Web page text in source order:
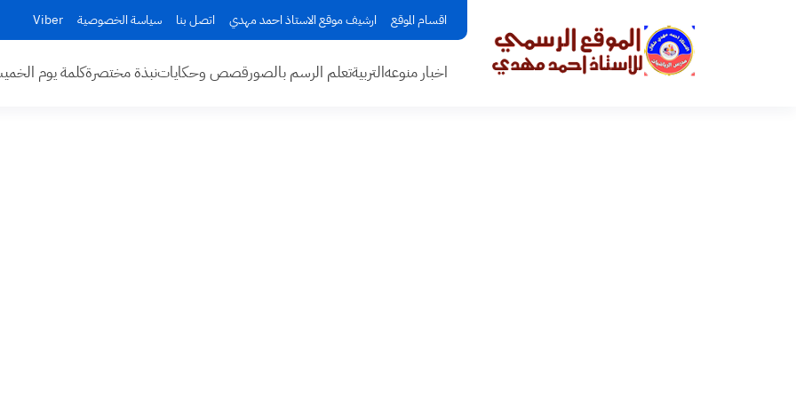
اقسام الموقع ارشيف موقع الاستاذ احمد مهدي اتصل بنا سياسة الخصوصية Viber
اخبار منوعهالتربيةتعلم الرسم بالصورقصص وحكاياتنبذة مختصرةكلمة يوم